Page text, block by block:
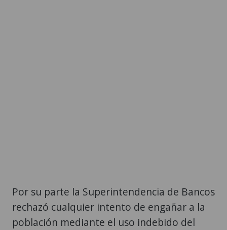
Por su parte la Superintendencia de Bancos
rechazó cualquier intento de engañar a la
población mediante el uso indebido del